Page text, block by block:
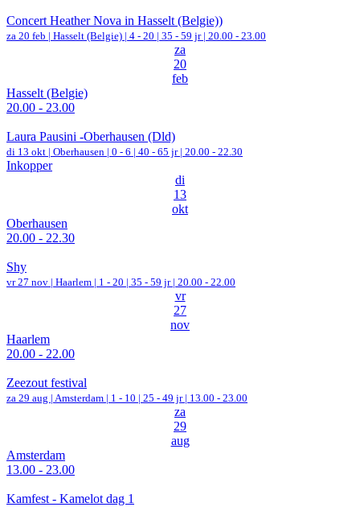
Concert Heather Nova in Hasselt (Belgie))
za 20 feb | Hasselt (Belgie) | 4 - 20 | 35 - 59 jr | 20.00 - 23.00
za
20
feb
Hasselt (Belgie)
20.00 - 23.00
Laura Pausini -Oberhausen (Dld)
di 13 okt | Oberhausen | 0 - 6 | 40 - 65 jr | 20.00 - 22.30
Inkopper
di
13
okt
Oberhausen
20.00 - 22.30
Shy
vr 27 nov | Haarlem | 1 - 20 | 35 - 59 jr | 20.00 - 22.00
vr
27
nov
Haarlem
20.00 - 22.00
Zeezout festival
za 29 aug | Amsterdam | 1 - 10 | 25 - 49 jr | 13.00 - 23.00
za
29
aug
Amsterdam
13.00 - 23.00
Kamfest - Kamelot dag 1